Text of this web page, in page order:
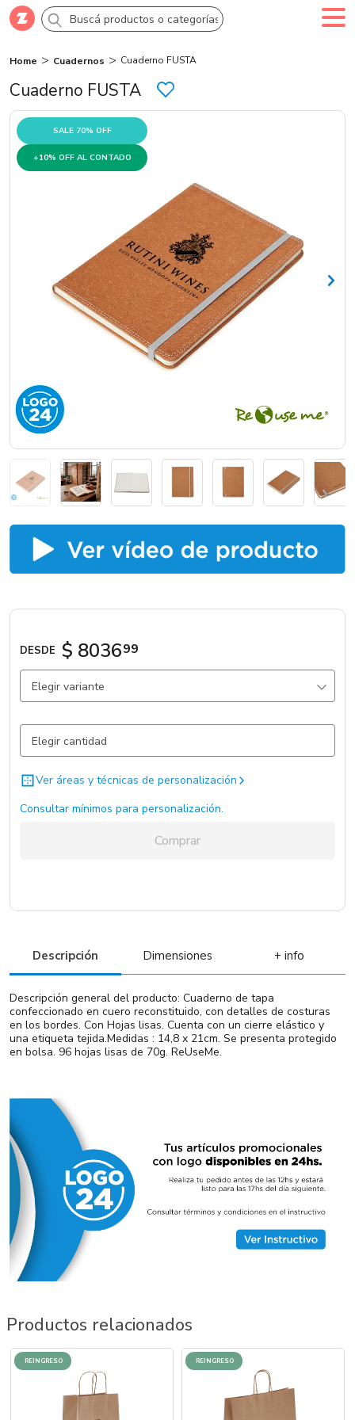
Comprar Creá tu cuenta
Categorías
SALE 70% OFF
Campañas
Logo 24hs
Catálogos
Sé partner
Cuaderno FUSTA
Home Cuadernos Cuaderno FUSTA
SALE 70% OFF
+10% OFF AL CONTADO
DESDE $ 803699
Elegir variante
Gris Claro / Gris Claro / Papel 4762 un.
Ver áreas y técnicas de personalización
Consultar mínimos para personalización.
Comprar
Descripción Dimensiones + info
Descripción general del producto: Cuaderno de tapa
confeccionado en cuero reconstituido, con detalles de costuras
en los bordes. Con Hojas lisas. Cuenta con un cierre elástico y
una etiqueta tejida.Medidas : 14,8 x 21cm. Se presenta protegido
en bolsa. 96 hojas lisas de 70g. ReUseMe.
Productos relacionados
REINGRESO REINGRESO